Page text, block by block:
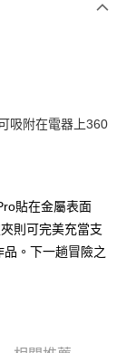
銀行
銀行
吸附在電器上360
貼在金屬表面
則可完美充當支
。下一趟冒險之